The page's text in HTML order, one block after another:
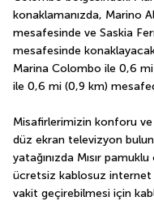
konaklamanızda, Marino
mesafesinde ve Saskia
mesafesinde
Marina Colombo ile 0,6
ile 0,6 mi (0,9 km)
Misafirlerimizin konforu ve
düz ekran televizyon
yatağınızda Mısır
ücretsiz kablosuz internet
vakit geçirebilmesi için